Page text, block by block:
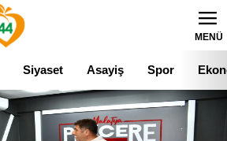
MENÜ
Siyaset Asayiş Spor